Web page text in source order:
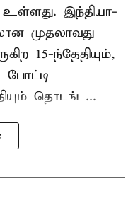
இந்தியா-
முதலாவது
15-ந்தேதியும்,
போட்டி
தொடங் ...